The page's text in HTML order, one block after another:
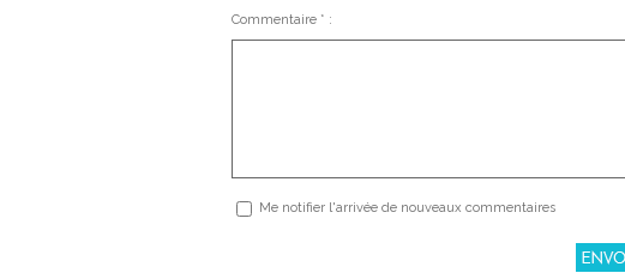
Commentaire * :
Me notifier l'arrivée de nouveaux commentaires